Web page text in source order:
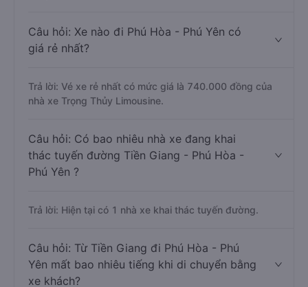
Câu hỏi: Xe nào đi Phú Hòa - Phú Yên có
giá rẻ nhất?
Trả lời: Vé xe rẻ nhất có mức giá là 740.000 đồng của
nhà xe Trọng Thủy Limousine.
Câu hỏi: Có bao nhiêu nhà xe đang khai
thác tuyến đường Tiền Giang - Phú Hòa -
Phú Yên ?
Trả lời: Hiện tại có 1 nhà xe khai thác tuyến đường.
Câu hỏi: Từ Tiền Giang đi Phú Hòa - Phú
Yên mất bao nhiêu tiếng khi di chuyển bằng
xe khách?